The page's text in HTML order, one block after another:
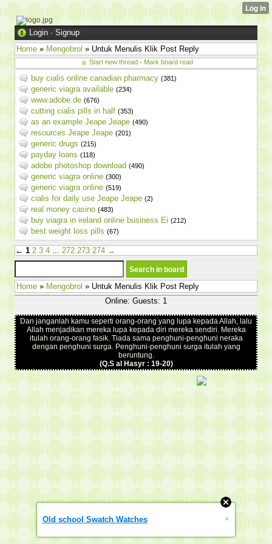
Login · Signup
Home » Mengobrol » Untuk Menulis Klik Post Reply
Start new thread· Mark board read
buy cialis online canadian pharmacy (381)
generic viagra available (234)
www.adobe.de (676)
cutting cialis pills in half (353)
as an example Jeape Jeape (490)
resources Jeape Jeape (201)
generic drugs (215)
payday loans (118)
adobe photoshop download (490)
generic viagra online (300)
generic viagra online (519)
cialis for daily use Jeape Jeape (2)
real money casino (483)
buy viagra in ireland online business Ei (212)
best weight loss pills (67)
← 1 2 3 4 ... 272 273 274 →
Home » Mengobrol » Untuk Menulis Klik Post Reply
Online: Guests: 1
Dan janganlah kamu seperti orang-orang yang lupa kepada Allah, lalu
Allah menjadikan mereka lupa kepada diri mereka sendiri. Mereka
itulah orang-orang fasik. Tiada sama penghuni-penghuni neraka
dengan penghuni surga. Penghuni-penghuni surga itulah yang
beruntung.
(Q.S al Hasyr : 19-20)
Old school Swatch Watches »